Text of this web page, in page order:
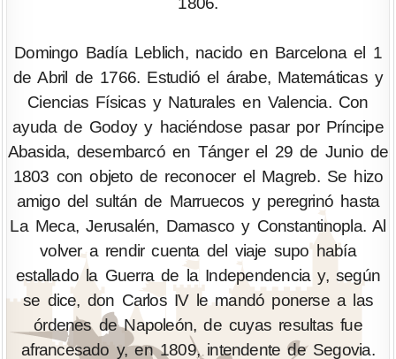
Domingo Badía Leblich, nacido en Barcelona el 1
de Abril de 1766. Estudió el árabe, Matemáticas y
Ciencias Físicas y Naturales en Valencia. Con
ayuda de Godoy y haciéndose pasar por Príncipe
Abasida, desembarcó en Tánger el 29 de Junio de
1803 con objeto de reconocer el Magreb. Se hizo
amigo del sultán de Marruecos y peregrinó hasta
La Meca, Jerusalén, Damasco y Constantinopla. Al
volver a rendir cuenta del viaje supo había
estallado la Guerra de la Independencia y, según
se dice, don Carlos IV le mandó ponerse a las
órdenes de Napoleón, de cuyas resultas fue
afrancesado y, en 1809, intendente de Segovia.